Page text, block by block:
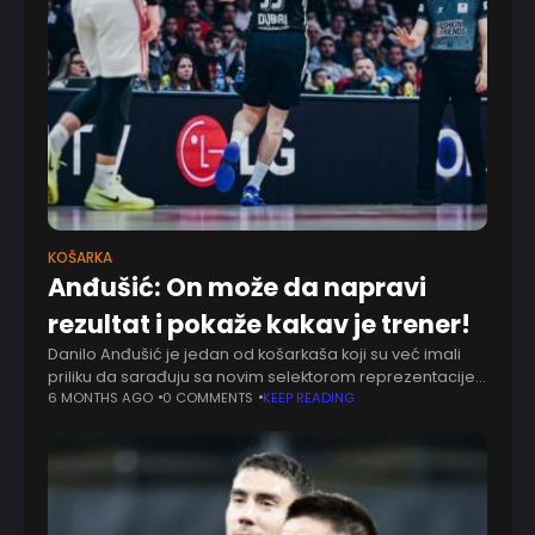
KOŠARKA
Anđušić: On može da napravi
rezultat i pokaže kakav je trener!
Danilo Anđušić je jedan od košarkaša koji su već imali
priliku da sarađuju sa novim selektorom reprezentacije
Srbije, Dušanom Alimpijevićem, koji je krajem septembra
6 MONTHS AGO 0 COMMENTS KEEP READING